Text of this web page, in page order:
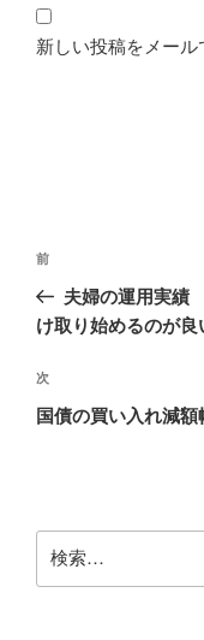
新しい投稿をメール
投
ナ
ゲ
ー
前
の
投
前
夫婦の運用実績
け取り始めるのが良
次
の
次
国債の買い入れ減
索: